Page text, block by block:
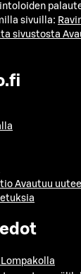
sivuilla:
sivustosta
Avautuu